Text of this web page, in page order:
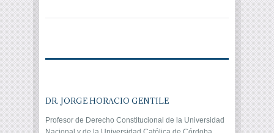
DR. JORGE HORACIO GENTILE
Profesor de Derecho Constitucional de la Universidad